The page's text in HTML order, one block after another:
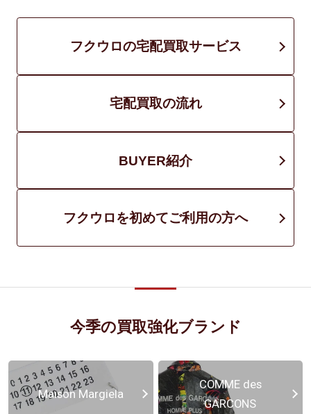
フクウロの宅配買取サービス
宅配買取の流れ
BUYER紹介
フクウロを初めてご利用の方へ
今季の買取強化ブランド
Maison Margiela
COMME des
GARCONS